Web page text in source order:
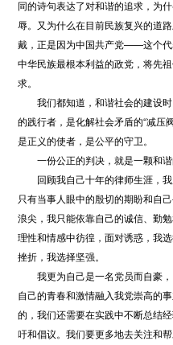
同的诗句表达了对和谐的追求，为
辱。又为什么在目前民族复兴的道
戴，正是因为中国共产党——这个
中华民族最根本利益的政党，将先
求。
我们都知道，和谐社会的建设时
的践行者，是化解社会矛盾的“减压
是正义的使者，是公平的守卫。
一份公正的判决，就是一颗和谐
回顾我自己十年的律师生涯，我
只有当事人眼中的殷切的期盼和自
浪尖，我只能依靠自己的诚信、勤
理性和情感中彷徨，面对诱惑，我
挫折，我选择坚强。
我更为自己是一名党员而自豪，
自己的青春和激情融入我党崇高的
的，我们还需要在实践中不断总结
吁和倡议。我们要更多地去关注和